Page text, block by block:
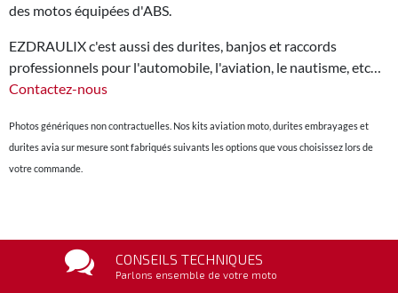
des motos équipées d'ABS.
EZDRAULIX c'est aussi des durites, banjos et raccords
professionnels pour l'automobile, l'aviation, le nautisme, etc…
Contactez-nous
Photos génériques non contractuelles. Nos kits aviation moto, durites embrayages et
durites avia sur mesure sont fabriqués suivants les options que vous choisissez lors de
votre commande.
CONSEILS TECHNIQUES
Parlons ensemble de votre moto